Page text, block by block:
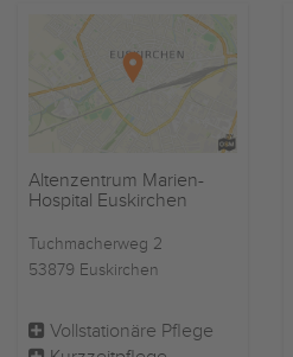
Altenzentrum Marien-
Hospital Euskirchen
Tuchmacherweg 2
53879 Euskirchen
Vollstationäre Pflege